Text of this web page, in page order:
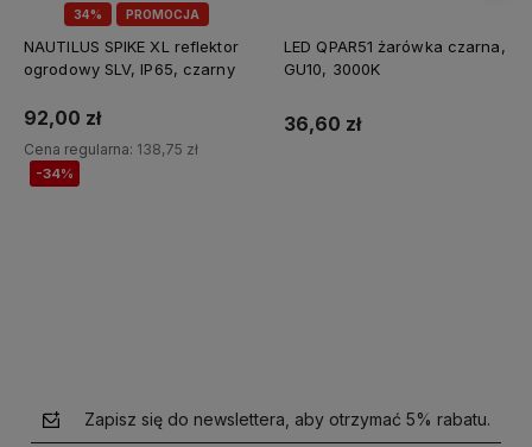
34% PROMOCJA
NAUTILUS SPIKE XL reflektor
ogrodowy SLV, IP65, czarny
92,00 zł
Cena regularna: 138,75 zł
-34%
LED QPAR51 żarówka czarna,
GU10, 3000K
36,60 zł
Zapisz się do newslettera, aby otrzymać 5% rabatu.